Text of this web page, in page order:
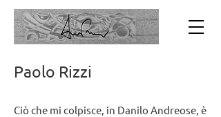
Paolo Rizzi
Ciò che mi colpisce, in Danilo Andreose, è